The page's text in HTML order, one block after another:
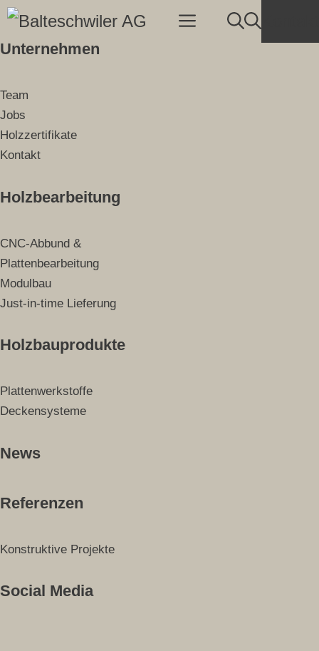
Springe
zum
Inhalt
Menu
Unternehmen
Team
Jobs
Holzzertifikate
Kontakt
Holzbearbeitung
CNC-Abbund &
Plattenbearbeitung
Modulbau
Just-in-time Lieferung
Holzbauprodukte
Plattenwerkstoffe
Deckensysteme
News
Referenzen
Konstruktive Projekte
Social Media